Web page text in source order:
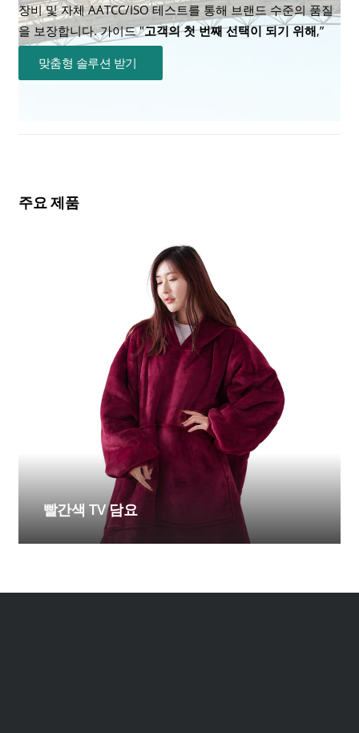
장비 및 자체 AATCC/ISO 테스트를 통해 브랜드 수준의 품질
을 보장합니다. 가이드 "고객의 첫 번째 선택이 되기 위해,”
맞춤형 솔루션 받기
주요 제품
빨간색 TV 담요